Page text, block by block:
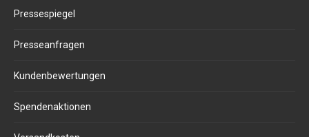
Pressespiegel
Presseanfragen
Kundenbewertungen
Spendenaktionen